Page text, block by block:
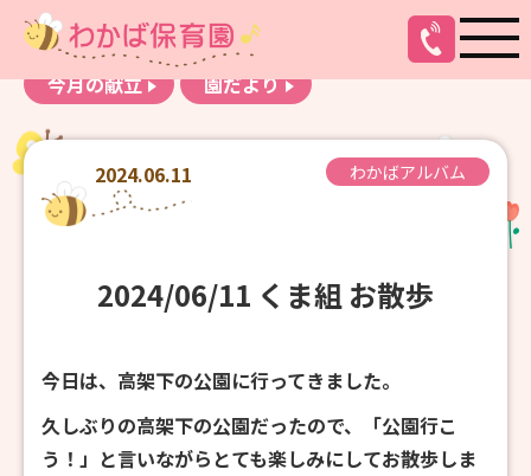
お知らせ
わかばアルバム
今月の献立
園だより
2024.06.11 わかばアルバム
2024/06/11 くま組 お散歩
今日は、高架下の公園に行ってきました。
久しぶりの高架下の公園だったので、「公園行こ
う！」と言いながらとても楽しみにしてお散歩しま